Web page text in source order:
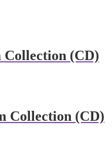
(CD)
Collection (CD)